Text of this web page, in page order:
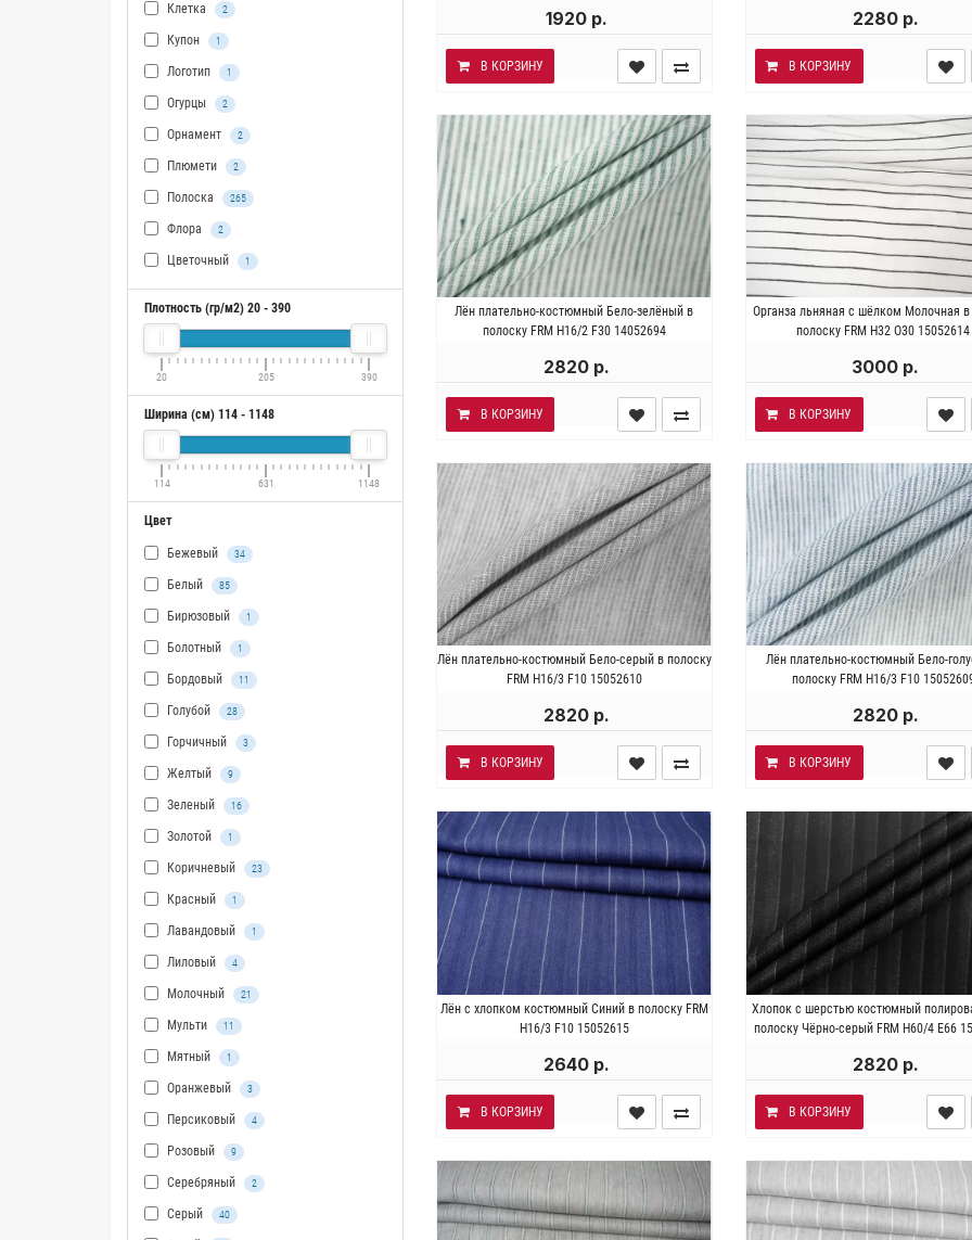
Клетка 2
Купон 1
Логотип 1
Огурцы 2
Орнамент 2
Плюмети 2
Полоска 265
Флора 2
Цветочный 1
Плотность (гр/м2) 20 - 390
20 205 390
Ширина (см) 114 - 1148
114 631 1148
Цвет
Бежевый 34
Белый 85
Бирюзовый 1
Болотный 1
Бордовый 11
Голубой 28
Горчичный 3
Желтый 9
Зеленый 16
Золотой 1
Коричневый 23
Красный 1
Лавандовый 1
Лиловый 4
Молочный 21
Мульти 11
Мятный 1
Оранжевый 3
Персиковый 4
Розовый 9
Серебряный 2
Серый 40
1920 р.
В КОРЗИНУ
2280 р.
В КОРЗИНУ
Лён плательно-костюмный Бело-зелёный в
полоску FRM H16/2 F30 14052694
Италия . Состав 100% лён. Плотность
~ 135 гр/м2. Ширина 144 см.
2820 р.
В КОРЗИНУ
Органза льняная с шёлком Молочная
полоску FRM H32 O30 15052614
Италия . Состав 40% лён 36%
24% шёлк. Плотность ~ 120
3000 р.
В КОРЗИНУ
Лён плательно-костюмный Бело-серый в полоску
FRM H16/3 F10 15052610
Италия . Состав 100% лён. Плотность
~ 150 гр/м2. Ширина 152 см.
2820 р.
В КОРЗИНУ
Лён плательно-костюмный Бело-
полоску FRM H16/3 F10
Италия . Состав 100% лён.
~ 150 гр/м2. Ширина 147
2820 р.
В КОРЗИНУ
Лён с хлопком костюмный Синий в полоску FRM
H16/3 F10 15052615
Италия . Состав 60% лён 38% хлопок
2% эластан. Плотность ~ 220 гр/м2.
2640 р.
В КОРЗИНУ
Хлопок с шерстью костюмный
полоску Чёрно-серый FRM H60/4 E66
Италия . Состав 60% хлопок
шерсть 3% эластан.
2820 р.
В КОРЗИНУ